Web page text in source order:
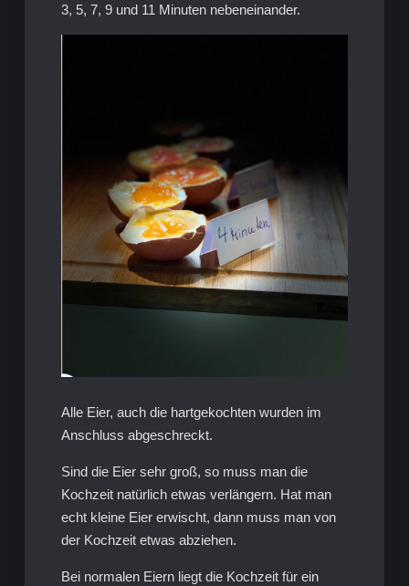
3, 5, 7, 9 und 11 Minuten nebeneinander.
Alle Eier, auch die hartgekochten wurden im
Anschluss abgeschreckt.
Sind die Eier sehr groß, so muss man die
Kochzeit natürlich etwas verlängern. Hat man
echt kleine Eier erwischt, dann muss man von
der Kochzeit etwas abziehen.
Bei normalen Eiern liegt die Kochzeit für ein